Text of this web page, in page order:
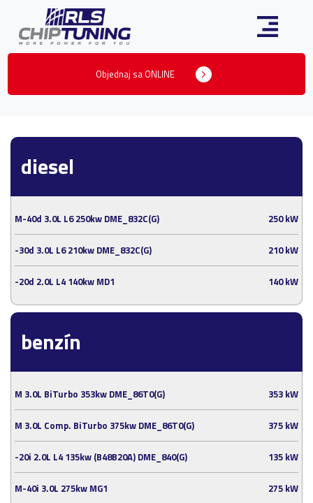
Objednaj sa ONLINE
diesel
M-40d 3.0L L6 250kw DME_832C(G) 250 kW
-30d 3.0L L6 210kw DME_832C(G) 210 kW
-20d 2.0L L4 140kw MD1 140 kW
benzín
M 3.0L BiTurbo 353kw DME_86T0(G) 353 kW
M 3.0L Comp. BiTurbo 375kw DME_86T0(G) 375 kW
-20i 2.0L L4 135kw (B48B20A) DME_840(G) 135 kW
M-40i 3.0L 275kw MG1 275 kW